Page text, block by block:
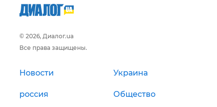
© 2026, Диалог.ua
Все права защищены.
Новости Украина
россия Общество